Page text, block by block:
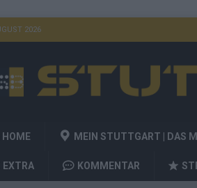
2026
HOME MEIN STUTTGART | DAS
EXTRA KOMMENTAR